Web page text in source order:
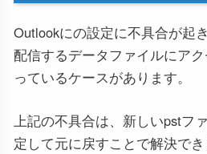
Outlookにの設定に不具合が起
配信するデータファイルにア
っているケースがあります。
上記の不具合は、新しいpstフ
定して元に戻すことで解決でき